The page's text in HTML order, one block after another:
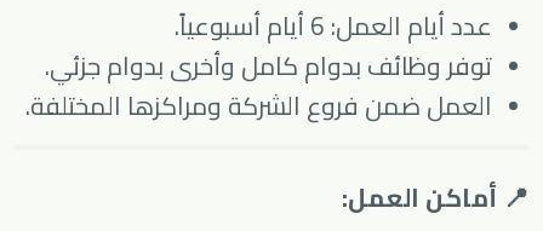
عدد أيام العمل: 6 أيام أسبوعياً.
توفر وظائف بدوام كامل وأخرى بدوام جزئي.
العمل ضمن فروع الشركة ومراكزها المختلفة.
📍 أماكن العمل: